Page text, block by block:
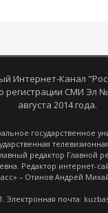
Интернет-Канал
регистрации СМИ Эл
августа 2014 года.
государственное
редактор Главной
Редактор интернет-
– Отинов Андрей
Электронная почта: